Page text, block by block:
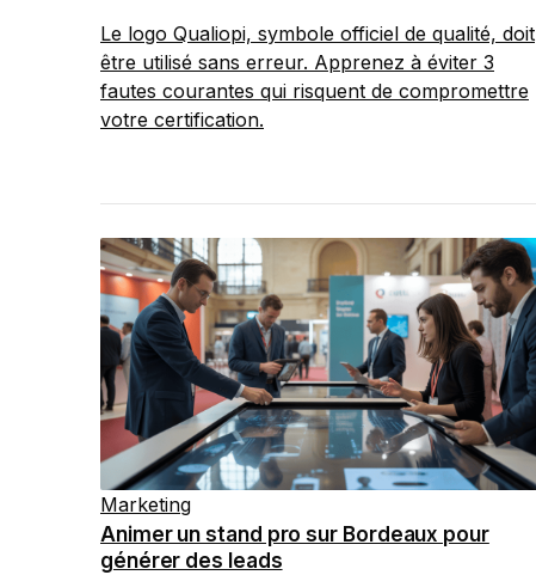
Le logo Qualiopi, symbole officiel de qualité, doit
être utilisé sans erreur. Apprenez à éviter 3
fautes courantes qui risquent de compromettre
votre certification.
Marketing
Animer un stand pro sur Bordeaux pour
générer des leads